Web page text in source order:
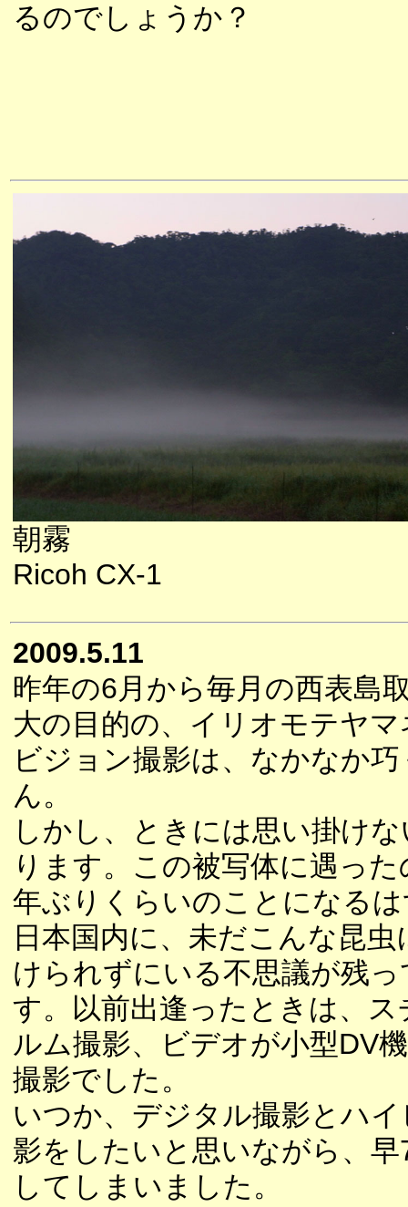
るのでしょうか？
朝霧
Ricoh CX-1
2009.5.11
昨年の6月から毎月の西表島
大の目的の、イリオモテヤ
ビジョン撮影は、なかなか
ん。
しかし、ときには思い掛け
ります。この被写体に遇っ
年ぶりくらいのことになる
日本国内に、未だこんな昆虫
けられずにいる不思議が残
す。以前出逢ったときは、
ルム撮影、ビデオが小型DV
撮影でした。
いつか、デジタル撮影とハ
影をしたいと思いながら、
してしまいました。